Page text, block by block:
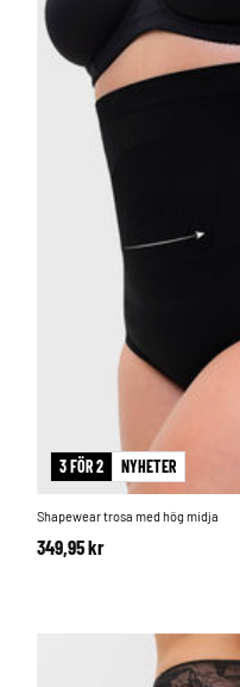
3 FÖR 2 NYHETER
Shapewear trosa med hög midja
349,95 kr